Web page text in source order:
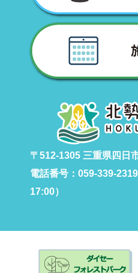
〒512-1305 三重県四日
電話番号：059-339-
17:00）